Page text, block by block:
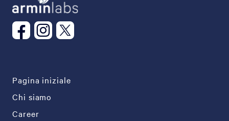
Pagina iniziale
Chi siamo
Career